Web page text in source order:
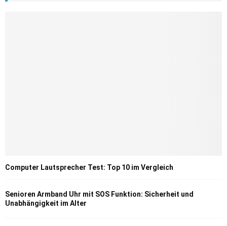
Computer Lautsprecher Test: Top 10 im Vergleich
Senioren Armband Uhr mit SOS Funktion: Sicherheit und
Unabhängigkeit im Alter